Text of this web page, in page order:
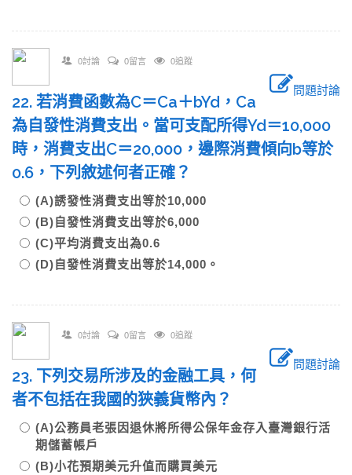
0討論 0留言 0追蹤
問題討論
22. 若消費函數為C＝Ca＋bYd，Ca
為自發性消費支出。當可支配所得Yd＝10,000
時，消費支出C＝20,000，邊際消費傾向b等於
0.6，下列敘述何者正確？
(A)誘發性消費支出等於10,000
(B)自發性消費支出等於6,000
(C)平均消費支出為0.6
(D)自發性消費支出等於14,000。
0討論 0留言 0追蹤
問題討論
23. 下列交易所涉及的金融工具，何
者不包括在我國的狹義貨幣內？
(A)公務員老張因退休將所得公保年金存入臺灣銀行活
期儲蓄帳戶
(B)小花預期美元升值而購買美元